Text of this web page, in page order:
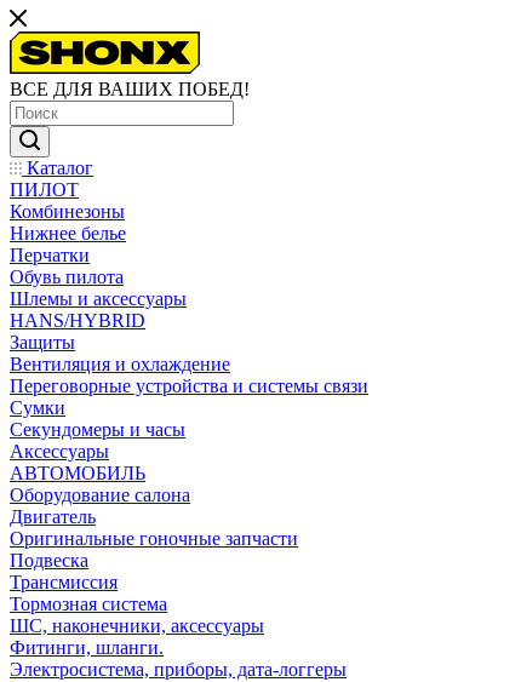
ВСЕ ДЛЯ ВАШИХ ПОБЕД!
Каталог
ПИЛОТ
Комбинезоны
Нижнее белье
Перчатки
Обувь пилота
Шлемы и аксессуары
HANS/HYBRID
Защиты
Вентиляция и охлаждение
Переговорные устройства и системы связи
Сумки
Секундомеры и часы
Аксессуары
АВТОМОБИЛЬ
Оборудование салона
Двигатель
Оригинальные гоночные запчасти
Подвеска
Трансмиссия
Тормозная система
ШС, наконечники, аксессуары
Фитинги, шланги.
Электросистема, приборы, дата-логгеры